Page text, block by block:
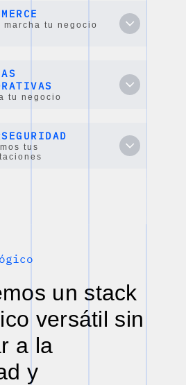
marcha tu negocio
tu negocio
tus
un stack
versátil sin
a la
y